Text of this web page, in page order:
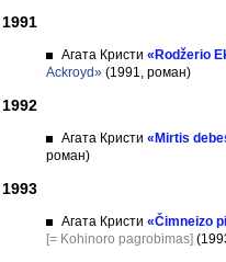
1991
Агата Кристи «Rodžerio
Ackroyd» (1991, роман)
1992
Агата Кристи «Mirtis
роман)
1993
Агата Кристи «Čimneizo
[= Kohinoro pagrobimas]